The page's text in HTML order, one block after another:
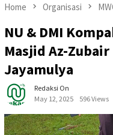
Home Organisasi
NU & DMI
Masjid Az-
Jayamulya
Redaksi On
May 12, 2025
596 Views